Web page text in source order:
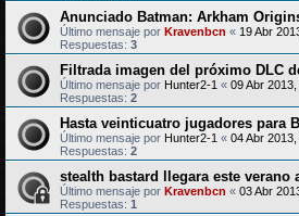
Anunciado Batman: Arkham
Último mensaje por Kravenbcn « 19 Abr
Respuestas: 3
Filtrada imagen del próximo DLC
Último mensaje por Hunter2-1 « 09 Abr
Respuestas: 2
Hasta veinticuatro jugadores para
Último mensaje por Hunter2-1 « 04 Abr
Respuestas: 2
stealth bastard llegara este verano
Último mensaje por Kravenbcn « 03 Abr
Respuestas: 1